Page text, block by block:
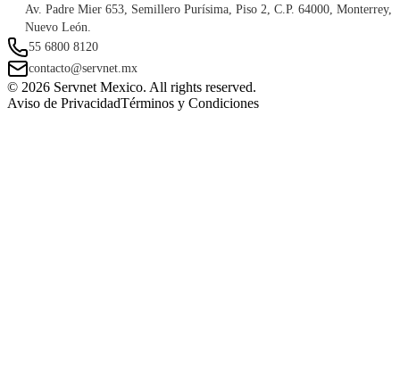
Av. Padre Mier 653, Semillero Purísima, Piso 2, C.P. 64000, Monterrey,
Nuevo León.
55 6800 8120
contacto@servnet.mx
© 2026 Servnet Mexico. All rights reserved.
Aviso de PrivacidadTérminos y Condiciones